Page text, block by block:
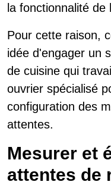
la fonctionnalité de
Pour cette raison,
idée d'engager un
de cuisine qui
ouvrier spécialisé
configuration des
attentes.
Mesurer et
attentes de